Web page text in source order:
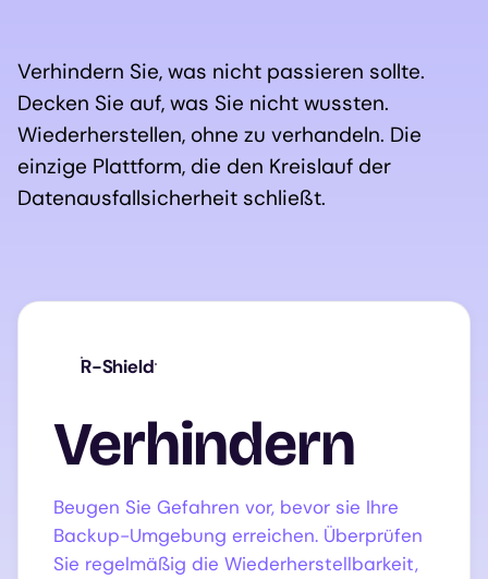
Verhindern Sie, was nicht passieren sollte.
Decken Sie auf, was Sie nicht wussten.
Wiederherstellen, ohne zu verhandeln. Die
einzige Plattform, die den Kreislauf der
Datenausfallsicherheit schließt.
R-Shield
Verhindern
Beugen Sie Gefahren vor, bevor sie Ihre
Backup-Umgebung erreichen. Überprüfen
Sie regelmäßig die Wiederherstellbarkeit,